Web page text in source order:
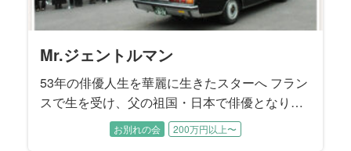
Mr.ジェントルマン
53年の俳優人生を華麗に生きたスターへ フラン
スで生を受け、父の祖国・日本で俳優となり、
一時代を築いた故人様。銀幕のスターから舞
台、テレビにも活躍の場を広げ、多くの人に愛
お別れの会 200万円以上〜